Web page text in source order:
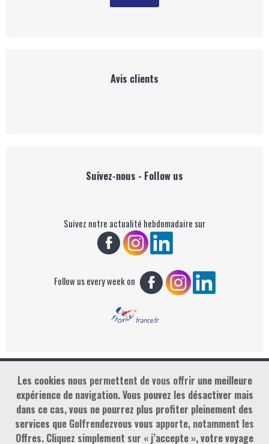
Avis clients
Suivez-nous - Follow us
Suivez notre actualité hebdomadaire sur
Follow us every week on
Copyright : Golf Rendez-vous
Mentions légales &
Conditions générales
contact@golfrendezvous.com
Les cookies nous permettent de vous offrir une meilleure
expérience de navigation. Vous pouvez les désactiver mais
dans ce cas, vous ne pourrez plus profiter pleinement des
services que Golfrendezvous vous apporte, notamment les
Offres. Cliquez simplement sur « j’accepte », votre voyage